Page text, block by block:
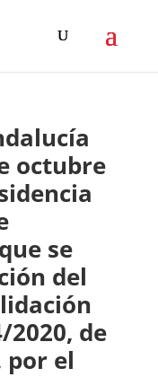
octubre
se
del
2020, de
por el